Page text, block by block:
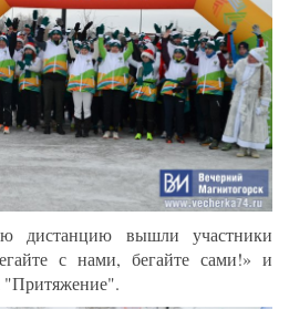
дистанцию вышли участники
с нами, бегайте сами!» и
"Притяжение".